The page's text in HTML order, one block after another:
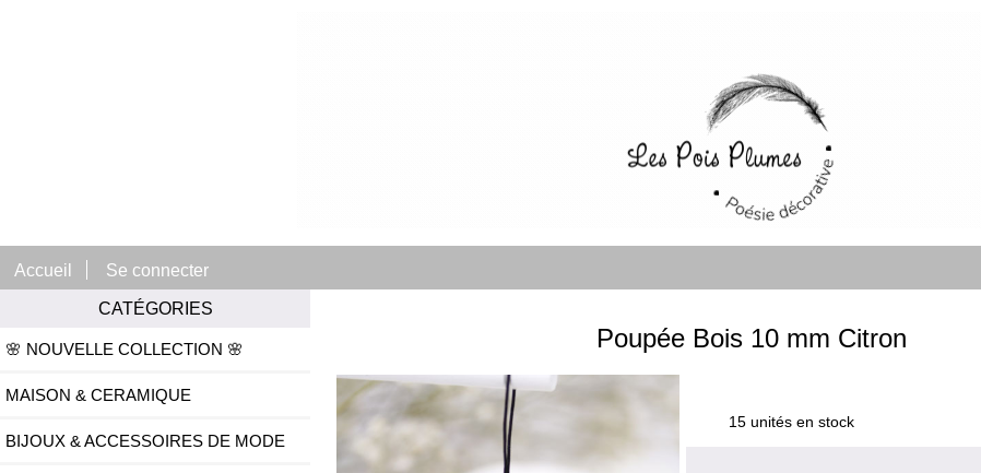
Accueil
Se connecter
CATÉGORIES
🌸 NOUVELLE COLLECTION 🌸
MAISON & CERAMIQUE
BIJOUX & ACCESSOIRES DE MODE
Poupée Bois 10 mm Citron
15 unités en stock